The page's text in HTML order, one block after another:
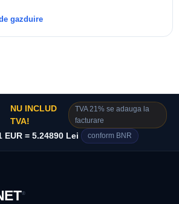
gazduire
NU INCLUD
TVA!
TVA 21% se adauga la
facturare
EUR = 5.24890 Lei conform BNR
®